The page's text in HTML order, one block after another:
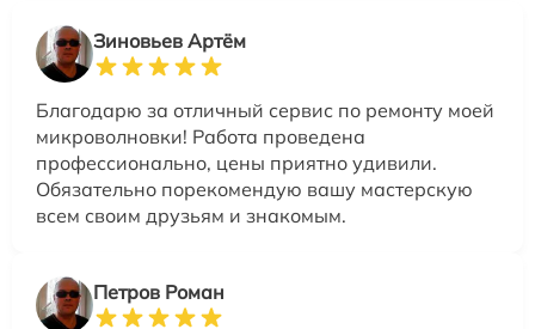
Зиновьев Артём
Благодарю за отличный сервис по ремонту моей
микроволновки! Работа проведена
профессионально, цены приятно удивили.
Обязательно порекомендую вашу мастерскую
всем своим друзьям и знакомым.
Петров Роман